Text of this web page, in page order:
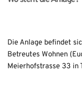
Die Anlage befindet
Betreutes Wohnen
Meierhofstrasse 33 in